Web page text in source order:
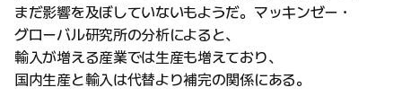
まだ影響を及ぼしていないもようだ。マッキンゼー・
グローバル研究所の分析によると、
輸入が増える産業では生産も増えており、
国内生産と輸入は代替より補完の関係にある。